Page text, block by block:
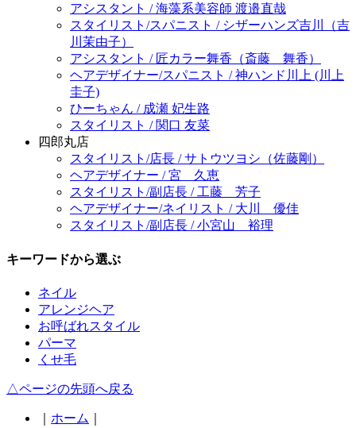
アシスタント / 海藻系美容師 渡邉直哉
スタイリスト/スパニスト / シザーハンズ吉川（吉
川茉由子）
アシスタント / 匠カラー舞香（斎藤 舞香）
ヘアデザイナー/スパニスト / 神ハンド川上 (川上
圭子)
ひーちゃん / 成瀬 妃生路
スタイリスト / 関口 友菜
四郎丸店
スタイリスト/店長 / サトウツヨシ（佐藤剛）
ヘアデザイナー / 宮 久恵
スタイリスト/副店長 / 工藤 芳子
ヘアデザイナー/ネイリスト / 大川 優佳
スタイリスト/副店長 / 小宮山 裕理
キーワードから選ぶ
ネイル
アレンジヘア
お呼ばれスタイル
パーマ
くせ毛
△ページの先頭へ戻る
ホーム